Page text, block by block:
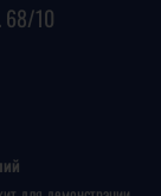
68/10